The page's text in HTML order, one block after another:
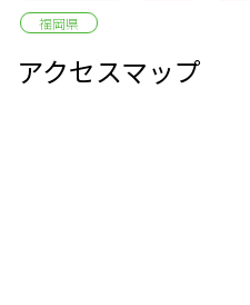
福岡県
アクセスマップ